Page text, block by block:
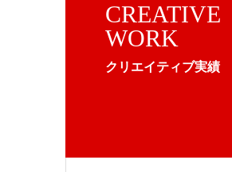
CREATIVE
WORK
クリエイティブ実績